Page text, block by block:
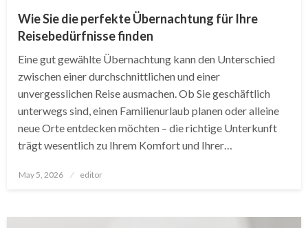
Wie Sie die perfekte Übernachtung für Ihre
Reisebedürfnisse finden
Eine gut gewählte Übernachtung kann den Unterschied
zwischen einer durchschnittlichen und einer
unvergesslichen Reise ausmachen. Ob Sie geschäftlich
unterwegs sind, einen Familienurlaub planen oder alleine
neue Orte entdecken möchten – die richtige Unterkunft
trägt wesentlich zu Ihrem Komfort und Ihrer…
Posted
May 5, 2026 editor